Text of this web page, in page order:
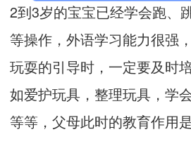
2到3岁的宝宝已经学会跑、
等操作，外语学习能力很强
玩耍的引导时，一定要及时
如爱护玩具，整理玩具，学
等等，父母此时的教育作用